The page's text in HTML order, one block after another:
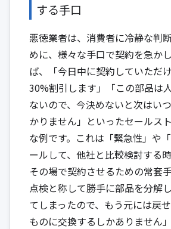
する手口
悪徳業者は、消費者に冷静な判
めに、様々な手口で契約を急か
ば、「今日中に契約していただ
30%割引します」「この部品は
ないので、今決めないと次はい
かりません」といったセールス
な例です。これは「緊急性」や
ールして、他社と比較検討する
その場で契約させるための常套手
点検と称して勝手に部品を分解
てしまったので、もう元には戻
ものに交換するしかありません」